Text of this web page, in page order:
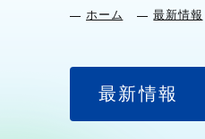
ホーム 最新情報
最新情報